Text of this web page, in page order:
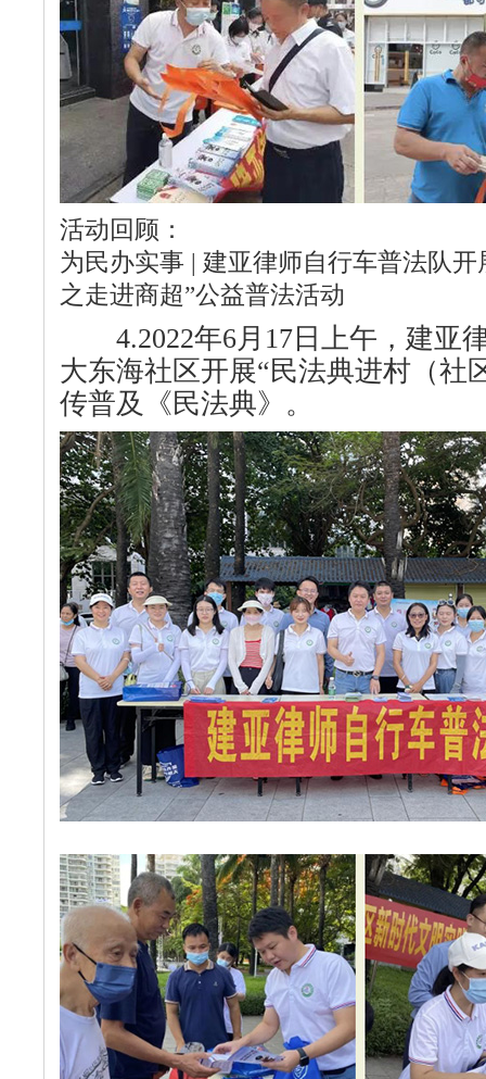
活动回顾：
为民办实事 | 建亚律师自行车普法队开
之走进商超”公益普法活动
4.2022年6月17日上午，建亚
大东海社区开展“民法典进村（社
传普及《民法典》。